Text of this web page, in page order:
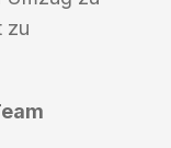
zu